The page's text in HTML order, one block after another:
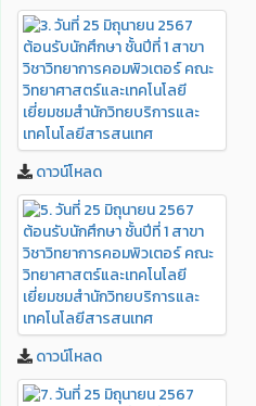
ดาวน์โหลด
ดาวน์โหลด